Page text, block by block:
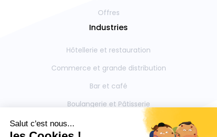
Offres
Industries
Hôtellerie et restauration
Commerce et grande distribution
Bar et café
Boulangerie et Pâtisserie
Restauration collective